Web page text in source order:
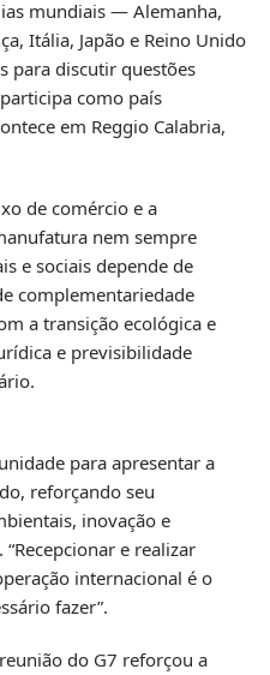
mundiais — Alemanha,
Itália, Japão e Reino Unido
para discutir questões
como país
em Reggio Calabria,
de comércio e a
nem sempre
e sociais depende de
complementariedade
a transição ecológica e
e previsibilidade
para apresentar a
reforçando seu
inovação e
e realizar
internacional é o
fazer”.
do G7 reforçou a